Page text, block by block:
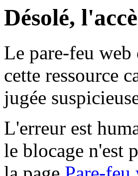
Désolé,
Le pare-feu web
cette ressource
jugée
L'erreur est
le blocage n'est